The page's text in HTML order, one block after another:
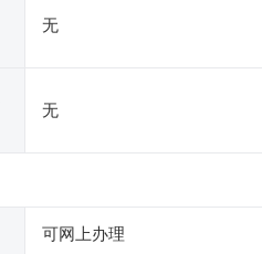
无
无
可网上办理